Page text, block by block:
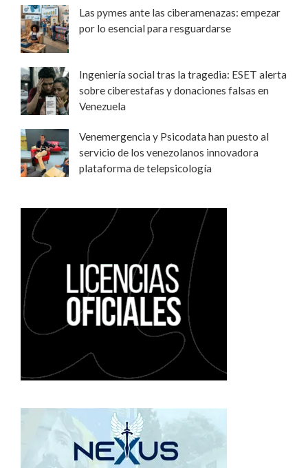
Las pymes ante las ciberamenazas: empezar
por lo esencial para resguardarse
Ingeniería social tras la tragedia: ESET alerta
sobre ciberestafas y donaciones falsas en
Venezuela
Venemergencia y Psicodata han puesto al
servicio de los venezolanos innovadora
plataforma de telepsicología